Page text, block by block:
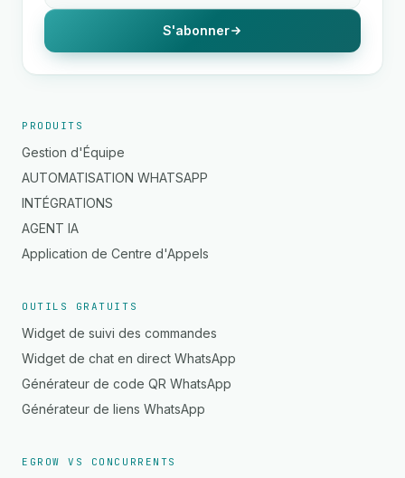
S'abonner
PRODUITS
Gestion d'Équipe
AUTOMATISATION WHATSAPP
INTÉGRATIONS
AGENT IA
Application de Centre d'Appels
OUTILS GRATUITS
Widget de suivi des commandes
Widget de chat en direct WhatsApp
Générateur de code QR WhatsApp
Générateur de liens WhatsApp
EGROW VS CONCURRENTS